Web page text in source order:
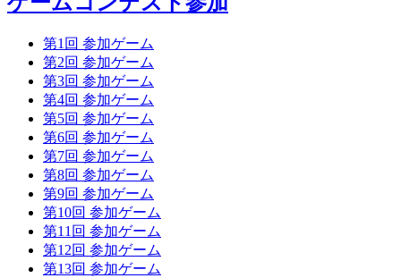
第1回 参加ゲーム
第2回 参加ゲーム
第3回 参加ゲーム
第4回 参加ゲーム
第5回 参加ゲーム
第6回 参加ゲーム
第7回 参加ゲーム
第8回 参加ゲーム
第9回 参加ゲーム
第10回 参加ゲーム
第11回 参加ゲーム
第12回 参加ゲーム
第13回 参加ゲーム